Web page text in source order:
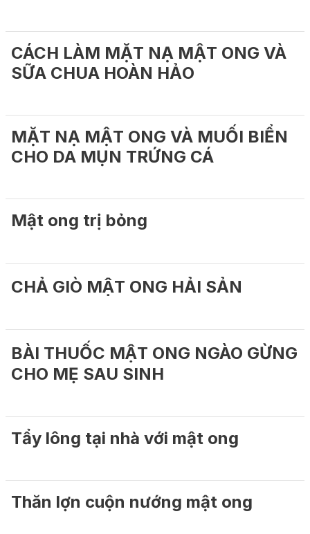
CÁCH LÀM MẶT NẠ MẬT ONG VÀ
SỮA CHUA HOÀN HẢO
MẶT NẠ MẬT ONG VÀ MUỐI BIỂN
CHO DA MỤN TRỨNG CÁ
Mật ong trị bỏng
CHẢ GIÒ MẬT ONG HẢI SẢN
BÀI THUỐC MẬT ONG NGÀO GỪNG
CHO MẸ SAU SINH
Tẩy lông tại nhà với mật ong
Thăn lợn cuộn nướng mật ong